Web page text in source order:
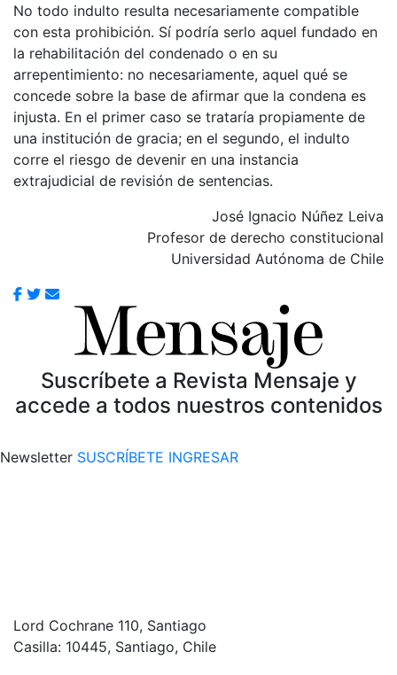
No todo indulto resulta necesariamente compatible
con esta prohibición. Sí podría serlo aquel fundado en
la rehabilitación del condenado o en su
arrepentimiento: no necesariamente, aquel qué se
concede sobre la base de afirmar que la condena es
injusta. En el primer caso se trataría propiamente de
una institución de gracia; en el segundo, el indulto
corre el riesgo de devenir en una instancia
extrajudicial de revisión de sentencias.
José Ignacio Núñez Leiva
Profesor de derecho constitucional
Universidad Autónoma de Chile
Suscríbete a Revista Mensaje y
accede a todos nuestros contenidos
Newsletter SUSCRÍBETE INGRESAR
Lord Cochrane 110, Santiago
Casilla: 10445, Santiago, Chile